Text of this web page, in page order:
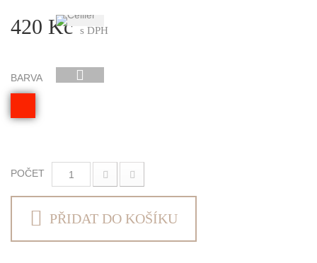
420 Kč s DPH
BARVA
POČET
PŘIDAT DO KOŠÍKU